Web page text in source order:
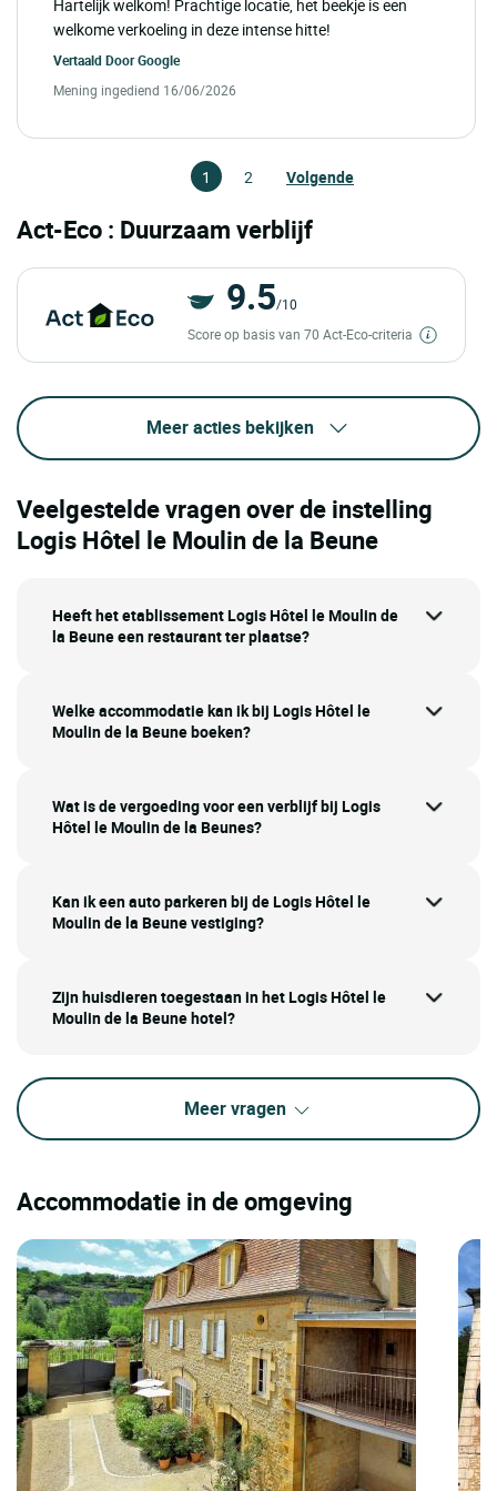
Hartelijk welkom! Prachtige locatie, het beekje is een
welkome verkoeling in deze intense hitte!
Vertaald DoorGoogle
Mening ingediend 16/06/2026
1 2 Volgende
Act-Eco : Duurzaam verblijf
9.5/10
Score op basis van 70 Act-Eco-criteria
Meer acties bekijken
Veelgestelde vragen over de instelling
Logis Hôtel le Moulin de la Beune
Heeft het etablissement Logis Hôtel le Moulin de
la Beune een restaurant ter plaatse?
Welke accommodatie kan ik bij Logis Hôtel le
Moulin de la Beune boeken?
Wat is de vergoeding voor een verblijf bij Logis
Hôtel le Moulin de la Beunes?
Kan ik een auto parkeren bij de Logis Hôtel le
Moulin de la Beune vestiging?
Zijn huisdieren toegestaan in het Logis Hôtel le
Moulin de la Beune hotel?
Meer vragen
Accommodatie in de omgeving